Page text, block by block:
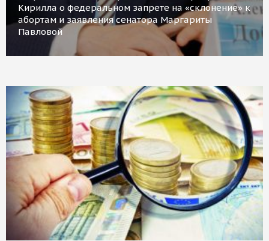
Кирилла о федеральном запрете на «склонение» к
абортам и заявления сенатора Маргариты
Павловой